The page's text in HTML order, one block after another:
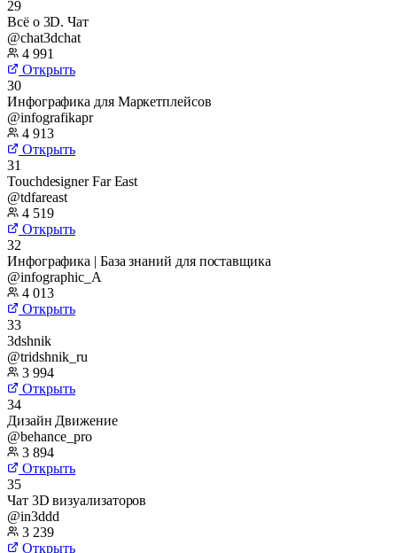
29
Всё о 3D. Чат
@chat3dchat
4 991
Открыть
30
Инфографика для Маркетплейсов
@infografikapr
4 913
Открыть
31
Touchdesigner Far East
@tdfareast
4 519
Открыть
32
Инфографика | База знаний для поставщика
@infographic_A
4 013
Открыть
33
3dshnik
@tridshnik_ru
3 994
Открыть
34
Дизайн Движение
@behance_pro
3 894
Открыть
35
Чат 3D визуализаторов
@in3ddd
3 239
Открыть